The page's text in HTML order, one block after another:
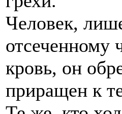
Человек,
отсеченному
кровь, он
приращен к